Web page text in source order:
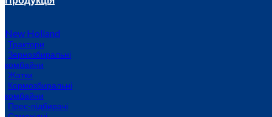
New Holland
Трактори
Зернозбиральні
комбайни
Жатки
Кормозбиральні
комбайни
Прес-підбирачі